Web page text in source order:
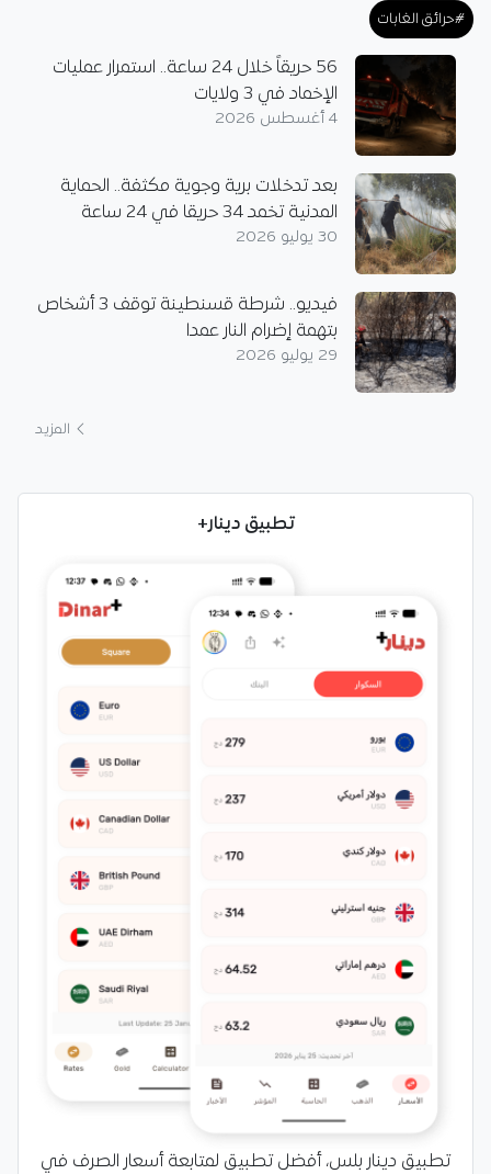
#حرائق الغابات
56 حريقاً خلال 24 ساعة.. استمرار عمليات
الإخماد في 3 ولايات
4 أغسطس 2026
بعد تدخلات برية وجوية مكثفة.. الحماية
المدنية تخمد 34 حريقا في 24 ساعة
30 يوليو 2026
فيديو.. شرطة قسنطينة توقف 3 أشخاص
بتهمة إضرام النار عمدا
29 يوليو 2026
المزيد
تطبيق دينار+
تطبيق دينار بلس، أفضل تطبيق لمتابعة أسعار الصرف في